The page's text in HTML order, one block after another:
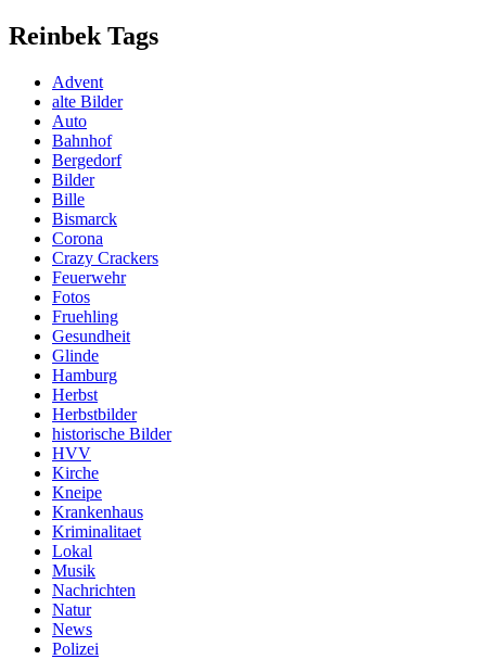
Reinbek Tags
Advent
alte Bilder
Auto
Bahnhof
Bergedorf
Bilder
Bille
Bismarck
Corona
Crazy Crackers
Feuerwehr
Fotos
Fruehling
Gesundheit
Glinde
Hamburg
Herbst
Herbstbilder
historische Bilder
HVV
Kirche
Kneipe
Krankenhaus
Kriminalitaet
Lokal
Musik
Nachrichten
Natur
News
Polizei